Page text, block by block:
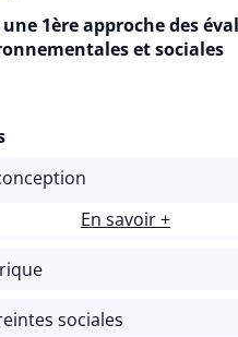
1ère approche des
et sociales
En savoir +
sociales